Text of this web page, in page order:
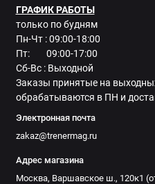
ГРАФИК РАБОТЫ
только по будням
Пн-Чт : 09:00-18:00
Пт: 09:00-17:00
Сб-Вс : Выходной
Заказы принятые на
обрабатываются в ПН и
Электронная почта
zakaz@trenermag.ru
Адрес магазина
Москва, Варшавское ш., 120к1